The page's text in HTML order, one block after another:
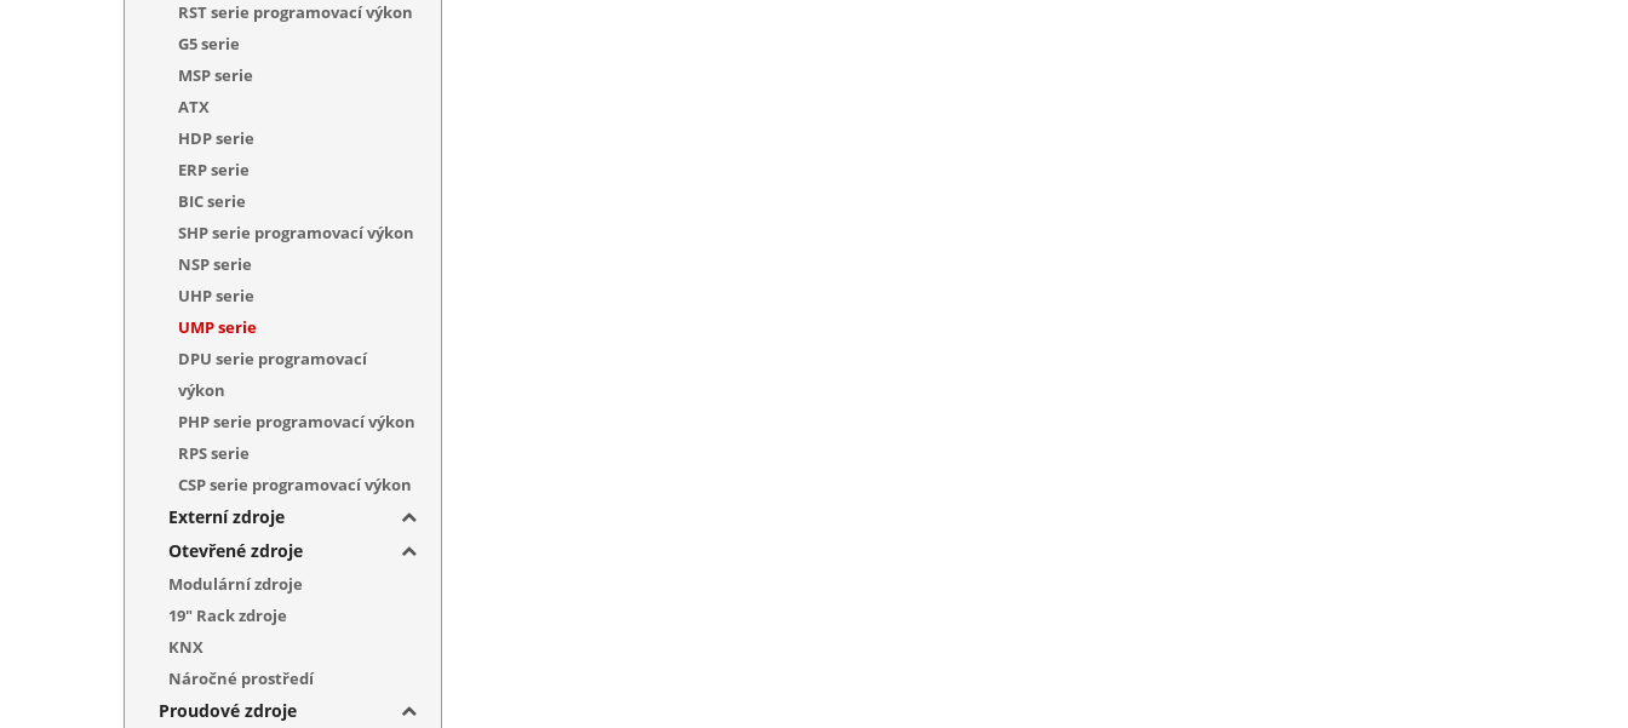
RST serie programovací výkon
G5 serie
MSP serie
ATX
HDP serie
ERP serie
BIC serie
SHP serie programovací výkon
NSP serie
UHP serie
UMP serie
DPU serie programovací
výkon
PHP serie programovací výkon
RPS serie
CSP serie programovací výkon
Externí zdroje
Otevřené zdroje
Modulární zdroje
19" Rack zdroje
KNX
Náročné prostředí
Proudové zdroje